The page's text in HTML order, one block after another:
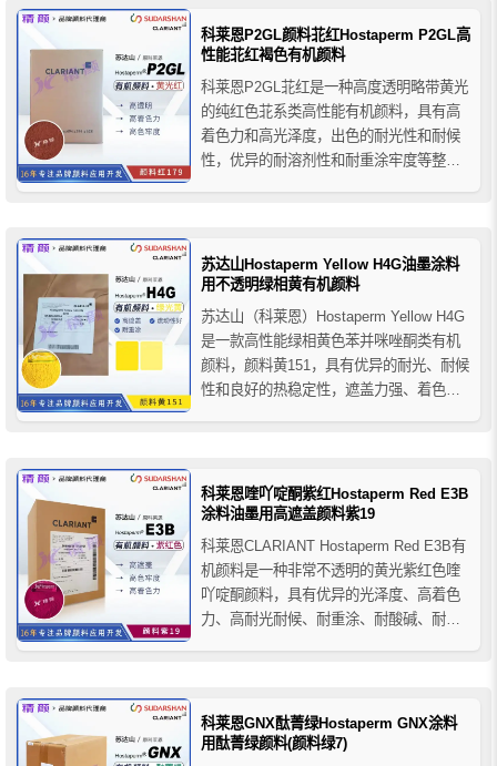
响。推荐用于工业涂料和汽...
科莱恩P2GL颜料苝红Hostaperm P2GL高
性能苝红褐色有机颜料
科莱恩P2GL苝红是一种高度透明略带黄光
的纯红色苝系类高性能有机颜料，具有高
着色力和高光泽度，出色的耐光性和耐候
性，优异的耐溶剂性和耐重涂牢度等整体
涂料，水性底漆中的金属漆和珠光色调，
也用作可水稀释的固体色...
苏达山Hostaperm Yellow H4G油墨涂料
用不透明绿相黄有机颜料
苏达山（科莱恩）Hostaperm Yellow H4G
是一款高性能绿相黄色苯并咪唑酮类有机
颜料，颜料黄151，具有优异的耐光、耐候
性和良好的热稳定性，遮盖力强、着色力
的耐溶剂性和加工适应性，是油墨与涂料
配色的...
科莱恩喹吖啶酮紫红Hostaperm Red E3B
涂料油墨用高遮盖颜料紫19
科莱恩CLARIANT Hostaperm Red E3B有
机颜料是一种非常不透明的黄光紫红色喹
吖啶酮颜料，具有优异的光泽度、高着色
力、高耐光耐候、耐重涂、耐酸碱、耐溶
印，丝网印刷和锡印刷油墨等。
科莱恩GNX酞菁绿Hostaperm GNX涂料
用酞菁绿颜料(颜料绿7)